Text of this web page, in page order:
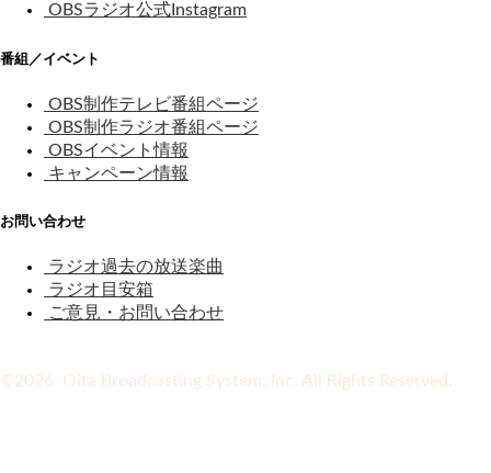
OBSラジオ公式Instagram
番組／イベント
OBS制作テレビ番組ページ
OBS制作ラジオ番組ページ
OBSイベント情報
キャンペーン情報
お問い合わせ
ラジオ過去の放送楽曲
ラジオ目安箱
ご意見・お問い合わせ
©2026 Oita Broadcasting System, Inc. All Rights Reserved.